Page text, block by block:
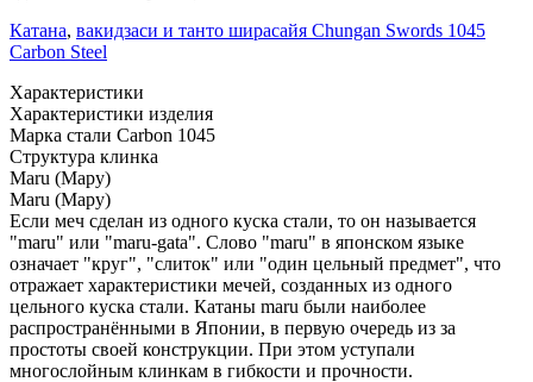
Катана, вакидзаси и танто ширасайя Chungan Swords 1045
Carbon Steel
Характеристики
Характеристики изделия
Марка стали Carbon 1045
Структура клинка
Maru (Мару)
Maru (Мару)
Если меч сделан из одного куска стали, то он называется
"maru" или "maru-gata". Слово "maru" в японском языке
означает "круг", "слиток" или "один цельный предмет", что
отражает характеристики мечей, созданных из одного
цельного куска стали. Катаны maru были наиболее
распространёнными в Японии, в первую очередь из за
простоты своей конструкции. При этом уступали
многослойным клинкам в гибкости и прочности.